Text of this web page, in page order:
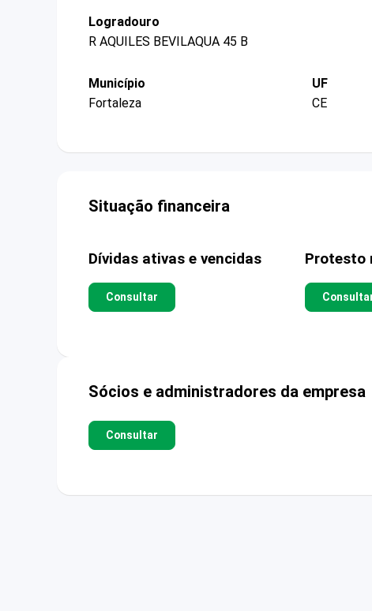
Logradouro
R AQUILES BEVILAQUA 45 B
Município
Fortaleza
UF
CE
Situação financeira
Dívidas ativas e vencidas
Consultar
Protesto
Sócios e administradores da empresa
Consultar